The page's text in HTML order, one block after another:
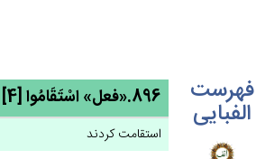
فهرست
الفبایی 896.«فعل» اسْتَقَامُوا [4] ← قوم
استقامت کردند